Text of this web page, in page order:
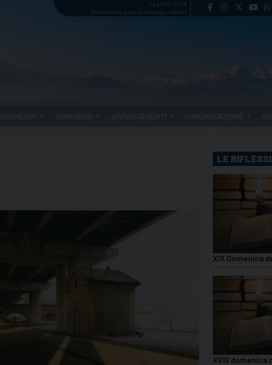
7 Agosto 2026
Santi Sisto II, papa, e compagni, martiri
LE
XIX Domenica
XVIII domenica